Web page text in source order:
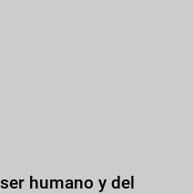
humano y del